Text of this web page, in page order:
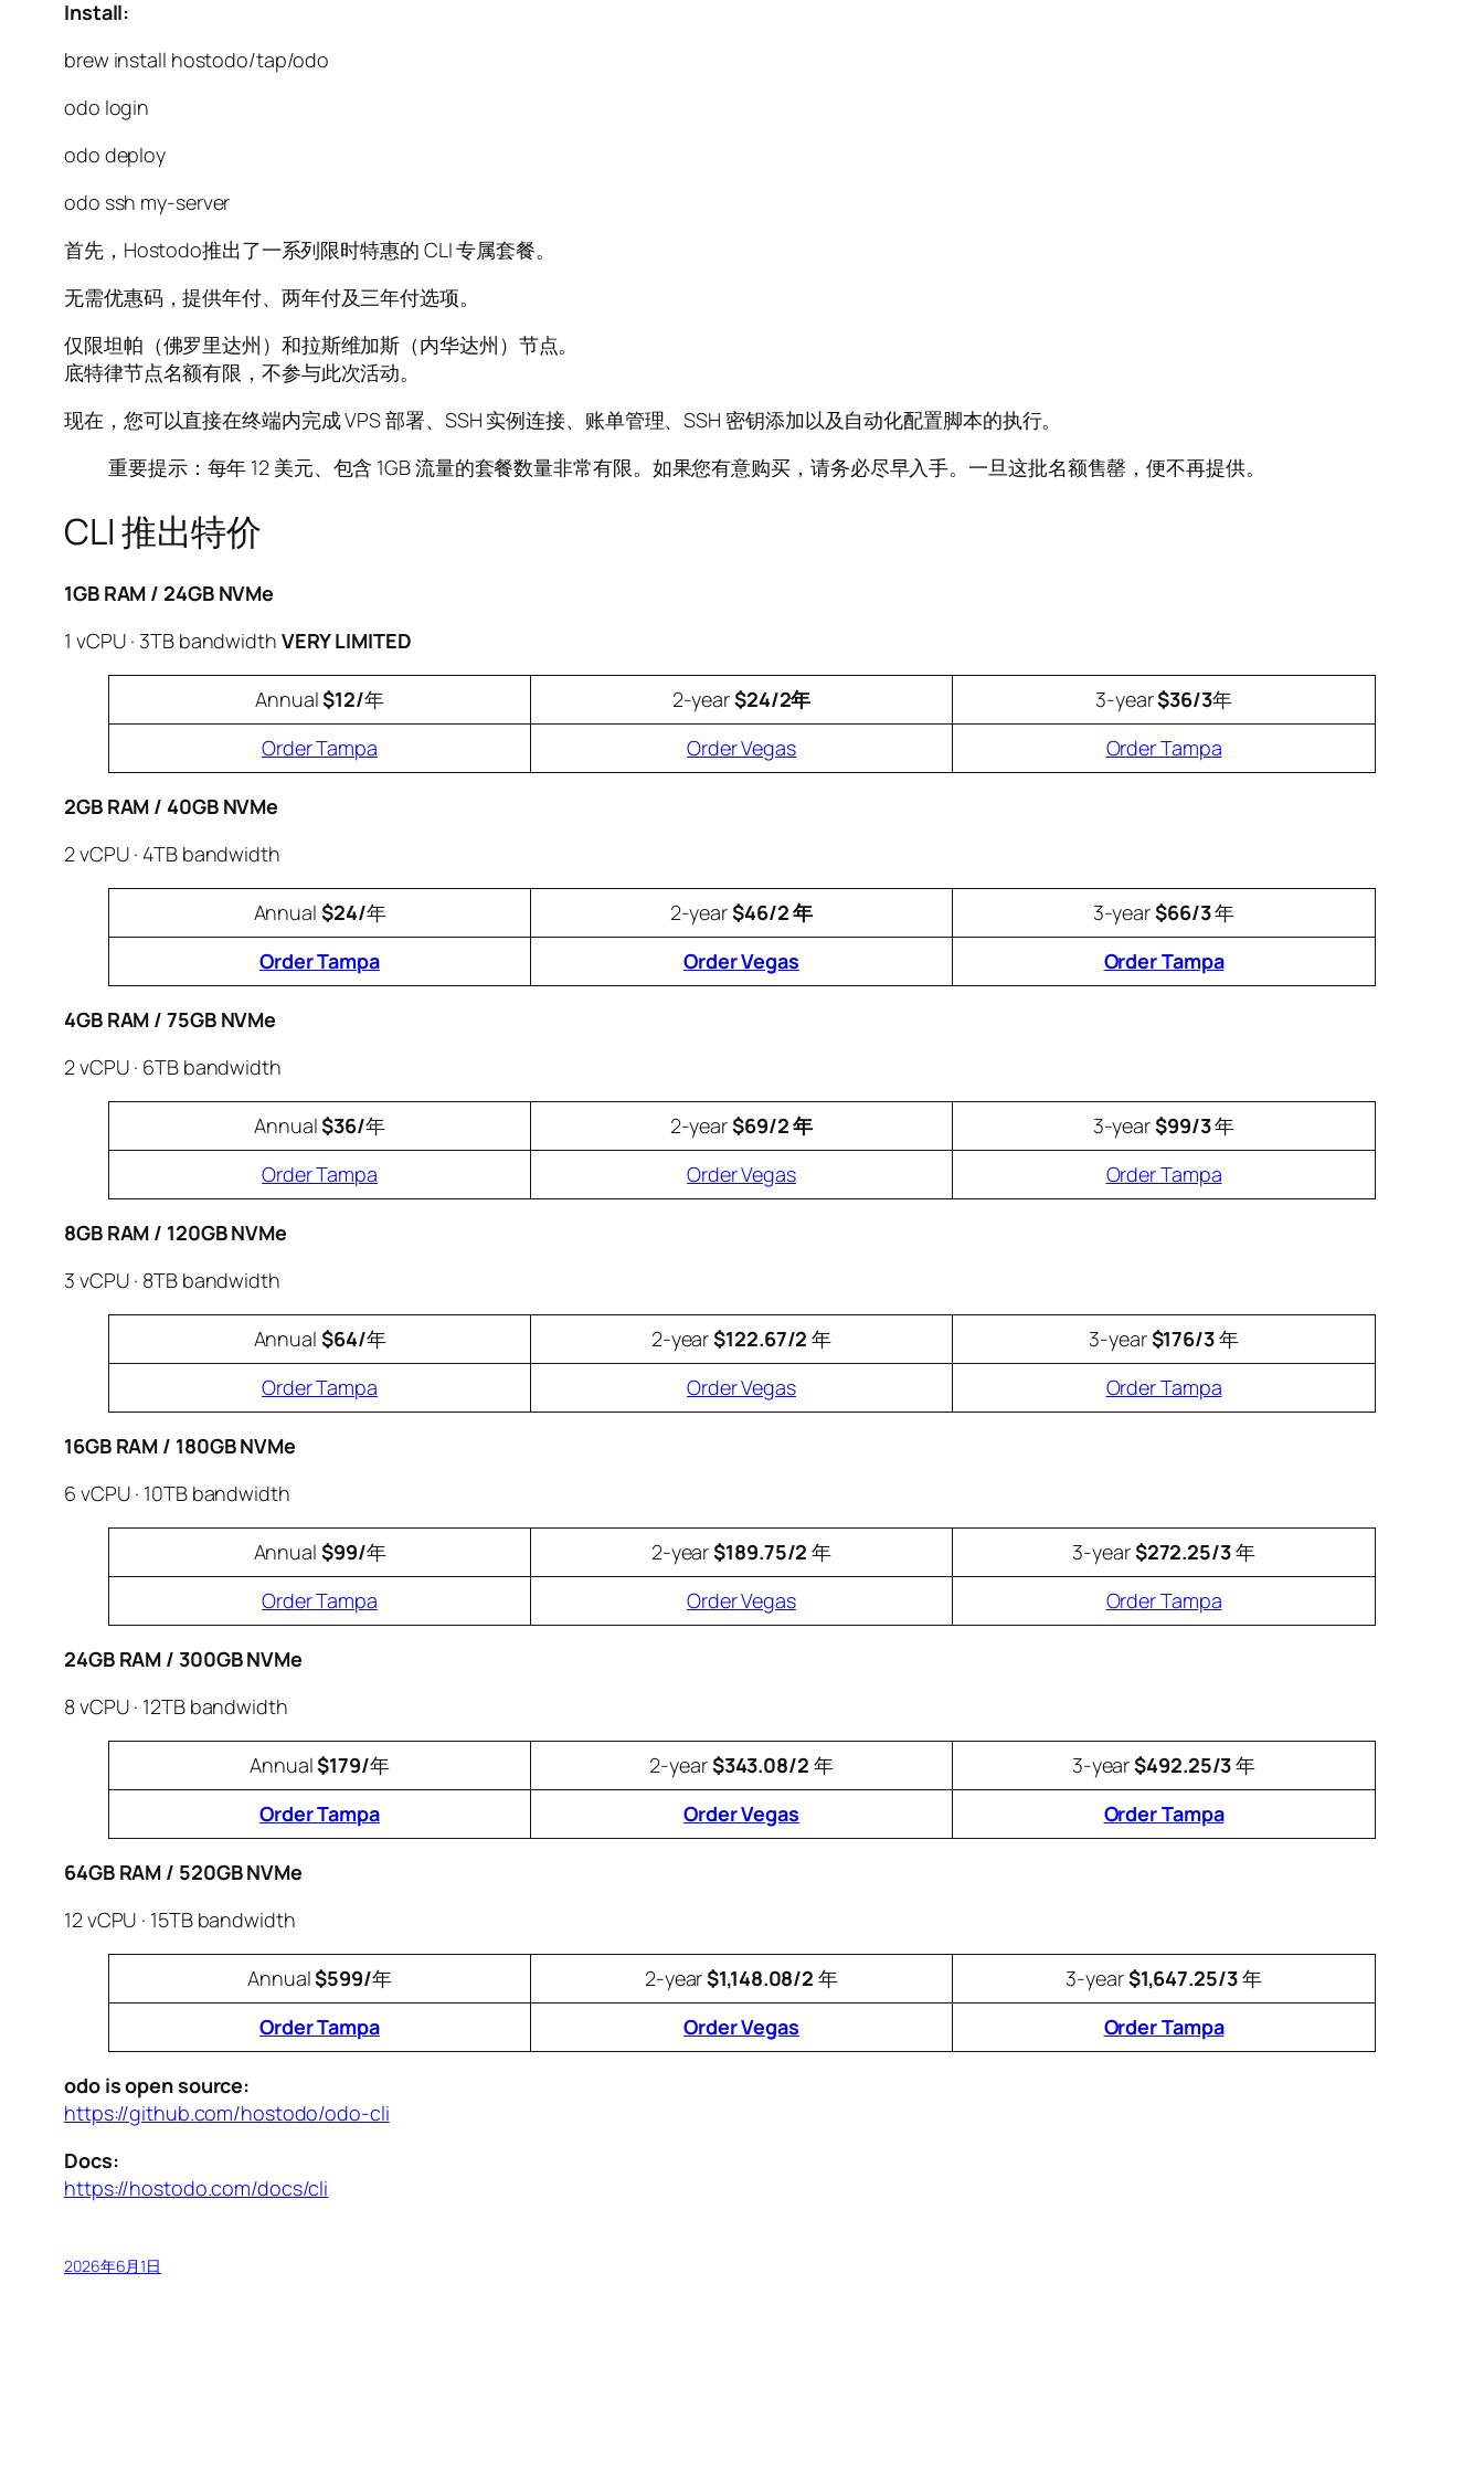
Install:
brew install hostodo/tap/odo
odo login
odo deploy
odo ssh my-server
首先，Hostodo推出了一系列限时特惠的 CLI 专属套餐。
无需优惠码，提供年付、两年付及三年付选项。
仅限坦帕（佛罗里达州）和拉斯维加斯（内华达州）节点。
底特律节点名额有限，不参与此次活动。
现在，您可以直接在终端内完成 VPS 部署、SSH 实例连接、账单管理、SSH 密钥添加以及自动化配置脚本的执行。
重要提示：每年 12 美元、包含 1GB 流量的套餐数量非常有限。如果您有意购买，请务必尽早入手。一旦这批名额售罄，便不再提供。
CLI 推出特价
1GB RAM / 24GB NVMe
1 vCPU · 3TB bandwidth VERY LIMITED
Annual$12/年 2-year$24/2年 3-year$36/3年
Order Tampa
Order Vegas Order Tampa
2GB RAM / 40GB NVMe
2 vCPU · 4TB bandwidth
Annual $24/年 2-year$46/2 年 3-year$66/3年
Order Tampa
Order Vegas Order Tampa
4GB RAM / 75GB NVMe
2 vCPU · 6TB bandwidth
Annual$36/年 2-year$69/2 年 3-year$99/3年
Order Tampa
Order Vegas Order Tampa
8GB RAM / 120GB NVMe
3 vCPU · 8TB bandwidth
Annual $64/年 2-year$122.67/2年 3-year$176/3年
Order Tampa
Order Vegas Order Tampa
16GB RAM / 180GB NVMe
6 vCPU · 10TB bandwidth
Annual $99/年 2-year$189.75/2年 3-year$272.25/3年
Order Tampa
Order Vegas Order Tampa
24GB RAM / 300GB NVMe
8 vCPU · 12TB bandwidth
Annual$179/年 2-year$343.08/2 年 3-year$492.25/3年
Order Tampa
Order Vegas Order Tampa
64GB RAM / 520GB NVMe
12 vCPU · 15TB bandwidth
Annual$599/年 2-year$1,148.08/2年 3-year$1,647.25/3年
Order Tampa
Order Vegas Order Tampa
odo is open source:
https://github.com/hostodo/odo-cli
Docs:
https://hostodo.com/docs/cli
2026年6月1日